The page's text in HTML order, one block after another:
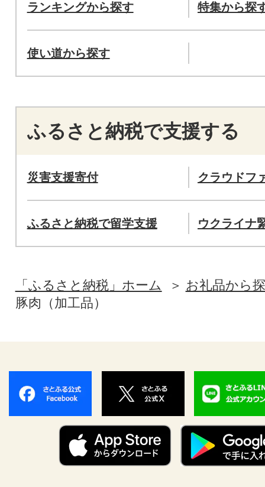
ランキングから探す 特集から探
使い道から探す
ふるさと納税で支援する
災害支援寄付 クラウドフ
ふるさと納税で留学支援 ウクライナ
「ふるさと納税」ホーム
お礼品から
豚肉（加工品）